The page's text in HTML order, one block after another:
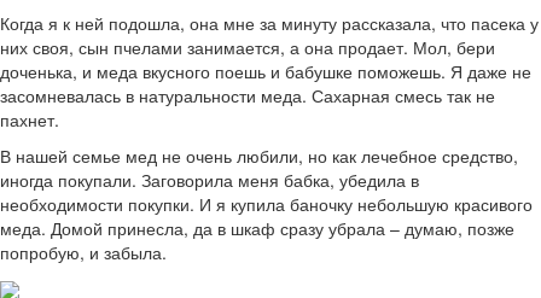
Когда я к ней подошла, она мне за минуту рассказала, что пасека у
них своя, сын пчелами занимается, а она продает. Мол, бери
доченька, и меда вкусного поешь и бабушке поможешь. Я даже не
засомневалась в натуральности меда. Сахарная смесь так не
пахнет.
В нашей семье мед не очень любили, но как лечебное средство,
иногда покупали. Заговорила меня бабка, убедила в
необходимости покупки. И я купила баночку небольшую красивого
меда. Домой принесла, да в шкаф сразу убрала – думаю, позже
попробую, и забыла.